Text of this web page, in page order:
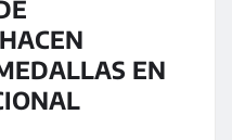
EN